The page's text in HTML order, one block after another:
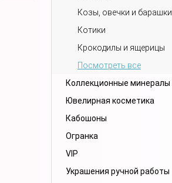
Козы, овечки и барашки
Котики
Крокодилы и ящерицы
Посмотреть все
Коллекционные минералы
Ювелирная косметика
Кабошоны
Огранка
VIP
Украшения ручной работы